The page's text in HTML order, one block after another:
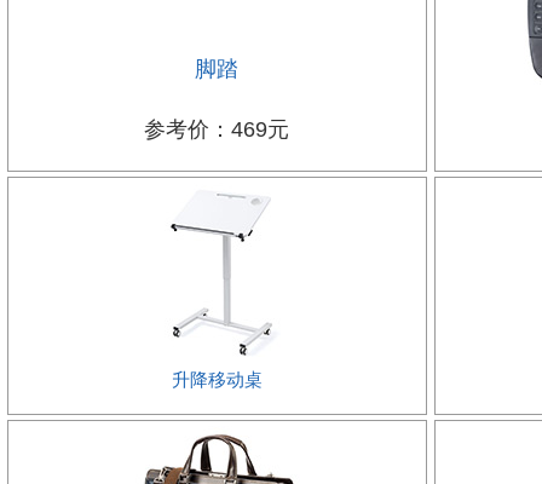
脚踏
参考价：469元
升降移动桌